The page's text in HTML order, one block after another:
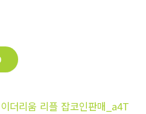
리움 리플 잡코인판매_a4T